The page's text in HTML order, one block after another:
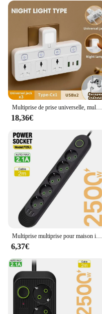
18,36€
Multiprise multiprise pour maison intelligente, prise UE, prise secteur, rallonge, filtre réseau électrique, ports USB, charge rapide
6,37€